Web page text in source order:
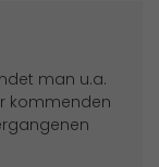
man u.a.
kommenden